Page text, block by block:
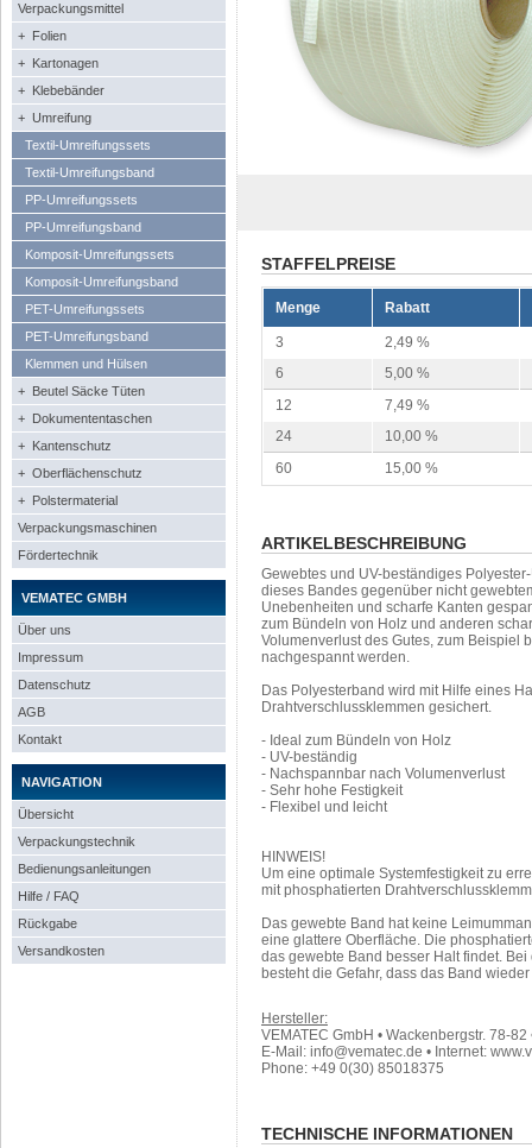
Verpackungsmittel
+ Folien
+ Kartonagen
+ Klebebänder
+ Umreifung
Textil-Umreifungssets
Textil-Umreifungsband
PP-Umreifungssets
PP-Umreifungsband
Komposit-Umreifungssets
Komposit-Umreifungsband
PET-Umreifungssets
PET-Umreifungsband
Klemmen und Hülsen
+ Beutel Säcke Tüten
+ Dokumententaschen
+ Kantenschutz
+ Oberflächenschutz
+ Polstermaterial
Verpackungsmaschinen
Fördertechnik
VEMATEC GMBH
Über uns
Impressum
Datenschutz
AGB
Kontakt
NAVIGATION
Übersicht
Verpackungstechnik
Bedienungsanleitungen
Hilfe / FAQ
Rückgabe
Versandkosten
STAFFELPREISE
Menge Rabatt
3
2,49 %
6
5,00 %
12
7,49 %
24
10,00 %
60
15,00 %
ARTIKELBESCHREIBUNG
Gewebtes und UV-beständiges
dieses Bandes gegenüber nicht
Unebenheiten und scharfe Kanten
zum Bündeln von Holz und anderen
Volumenverlust des Gutes, zum Beispiel
nachgespannt werden.
Das Polyesterband wird mit Hilfe eines
Drahtverschlussklemmen gesichert.
- Ideal zum Bündeln von Holz
- UV-beständig
- Nachspannbar nach Volumenverlust
- Sehr hohe Festigkeit
- Flexibel und leicht
HINWEIS!
Um eine optimale Systemfestigkeit zu
mit phosphatierten
Das gewebte Band hat keine
eine glattere Oberfläche. Die
das gewebte Band besser Halt findet.
besteht die Gefahr, dass das Band
Hersteller:
VEMATEC GmbH • Wackenbergstr. 78-
E-Mail: info@vematec.de • Internet:
Phone: +49 0(30) 85018375
TECHNISCHE INFORMATIONEN